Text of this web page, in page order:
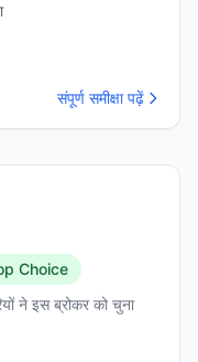
संपूर्ण समीक्षा पढ़ें
Choice
ने इस ब्रोकर को चुना